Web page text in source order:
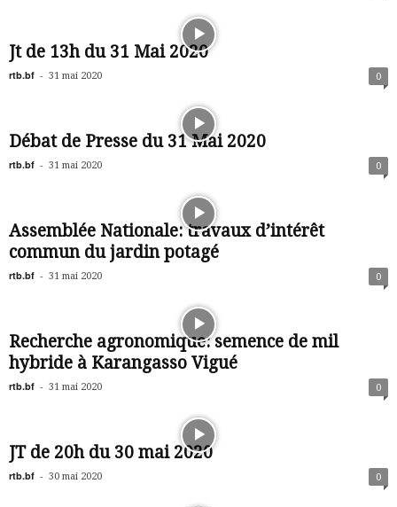
Jt de 13h du 31 Mai 2020
rtb.bf - 31 mai 2020 0
Débat de Presse du 31 Mai 2020
rtb.bf - 31 mai 2020 0
Assemblée Nationale: travaux d’intérêt
commun du jardin potagé
rtb.bf - 31 mai 2020 0
Recherche agronomique: semence de mil
hybride à Karangasso Vigué
rtb.bf - 31 mai 2020 0
JT de 20h du 30 mai 2020
rtb.bf - 30 mai 2020 0